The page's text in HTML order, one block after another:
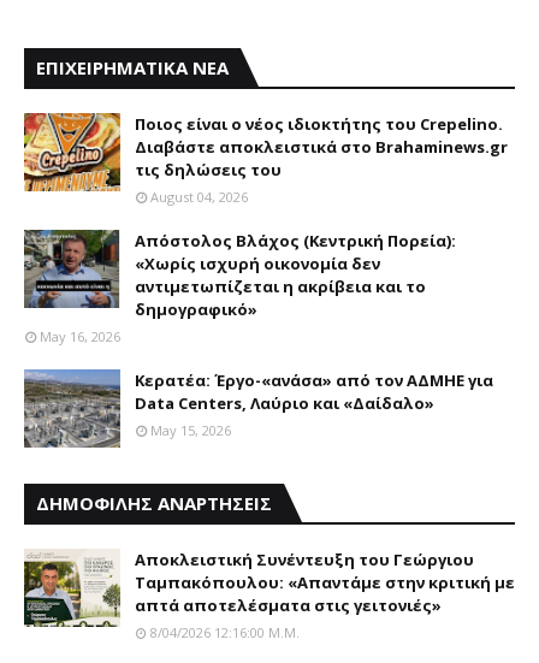
ΕΠΙΧΕΙΡΗΜΑΤΙΚΑ ΝΕΑ
Ποιος είναι ο νέος ιδιοκτήτης του Crepelino.
Διαβάστε αποκλειστικά στο Brahaminews.gr
τις δηλώσεις του
August 04, 2026
Απόστολος Βλάχος (Κεντρική Πορεία):
«Χωρίς ισχυρή οικονομία δεν
αντιμετωπίζεται η ακρίβεια και το
δημογραφικό»
May 16, 2026
Κερατέα: Έργο-«ανάσα» από τον ΑΔΜΗΕ για
Data Centers, Λαύριο και «Δαίδαλο»
May 15, 2026
ΔΗΜΟΦΙΛΗΣ ΑΝΑΡΤΗΣΕΙΣ
Αποκλειστική Συνέντευξη του Γεώργιου
Ταμπακόπουλου: «Απαντάμε στην κριτική με
απτά αποτελέσματα στις γειτονιές»
8/04/2026 12:16:00 Μ.μ.